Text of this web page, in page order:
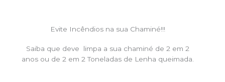
Evite Incêndios na sua Chaminé!!!
Saiba que deve limpa a sua chaminé de 2 em 2
anos ou de 2 em 2 Toneladas de Lenha queimada.